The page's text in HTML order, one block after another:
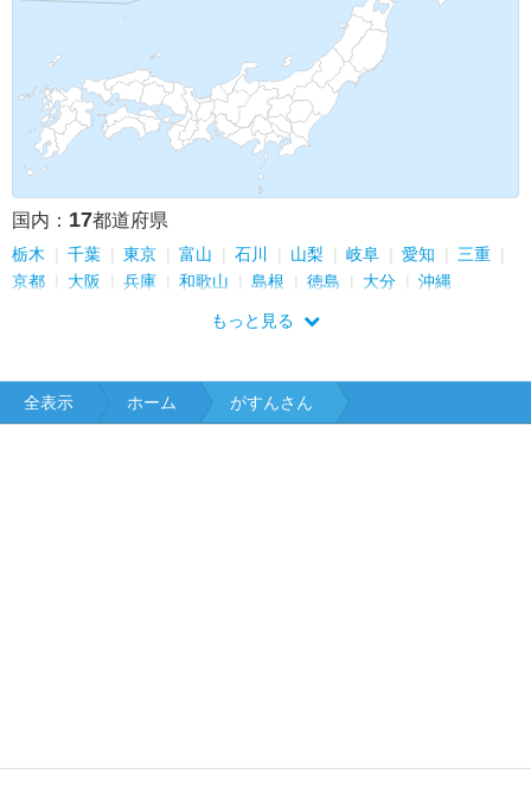
国内： 17都道府県
栃木 千葉 東京 富山 石川 山梨 岐阜 愛知
三重
京都
大阪 兵庫 和歌山 島根 徳島 大分 沖縄
もっと見る
全表示 ホーム がすんさん